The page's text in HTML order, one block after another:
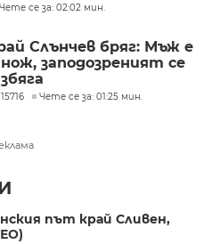
Чете се за: 02:02 мин.
Слънчев бряг: Мъж е
заподозреният се
15716 Чете се за: 01:25 мин.
път край Сливен,